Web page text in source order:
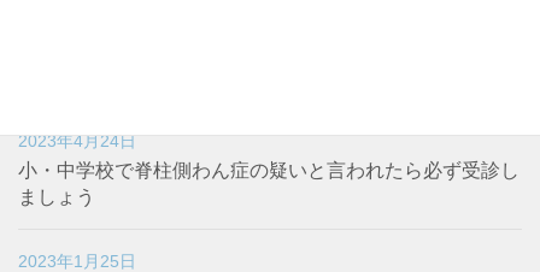
2023年4月24日
小・中学校で脊柱側わん症の疑いと言われたら必ず受診し
ましょう
2023年1月25日